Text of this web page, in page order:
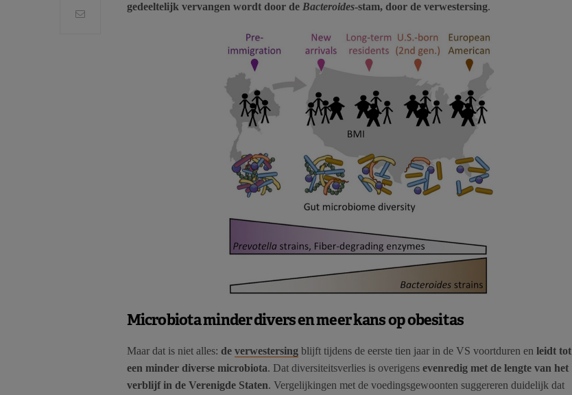
gedeeltelijk vervangen wordt door de Bacteroides-stam, door de verwestersing.
Microbiota minder divers en meer kans op obesitas
Maar dat is niet alles: de verwestersing blijft tijdens de eerste tien jaar in de VS voortduren en leidt tot
een minder diverse microbiota. Dat diversiteitsverlies is overigens evenredig met de lengte van het
verblijf in de Verenigde Staten. Vergelijkingen met de voedingsgewoonten suggereren duidelijk dat